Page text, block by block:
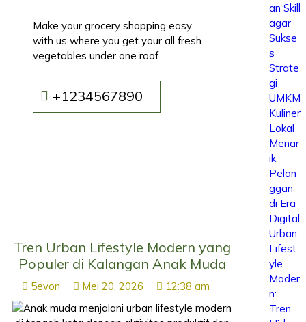
Make your grocery shopping easy
with us where you get your all fresh
vegetables under one roof.
+1234567890
Tren Urban Lifestyle Modern yang
Populer di Kalangan Anak Muda
5evon Mei 20, 2026 12:38 am
an Skill
agar
Sukse
s
Strate
gi
UMKM
Kuliner
Lokal
Menar
ik
Pelan
ggan
di Era
Digital
Urban
Lifest
yle
Moder
n:
Tren